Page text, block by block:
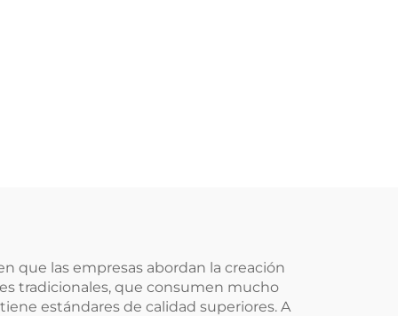
que las empresas abordan la creación
tradicionales, que consumen mucho
estándares de calidad superiores. A